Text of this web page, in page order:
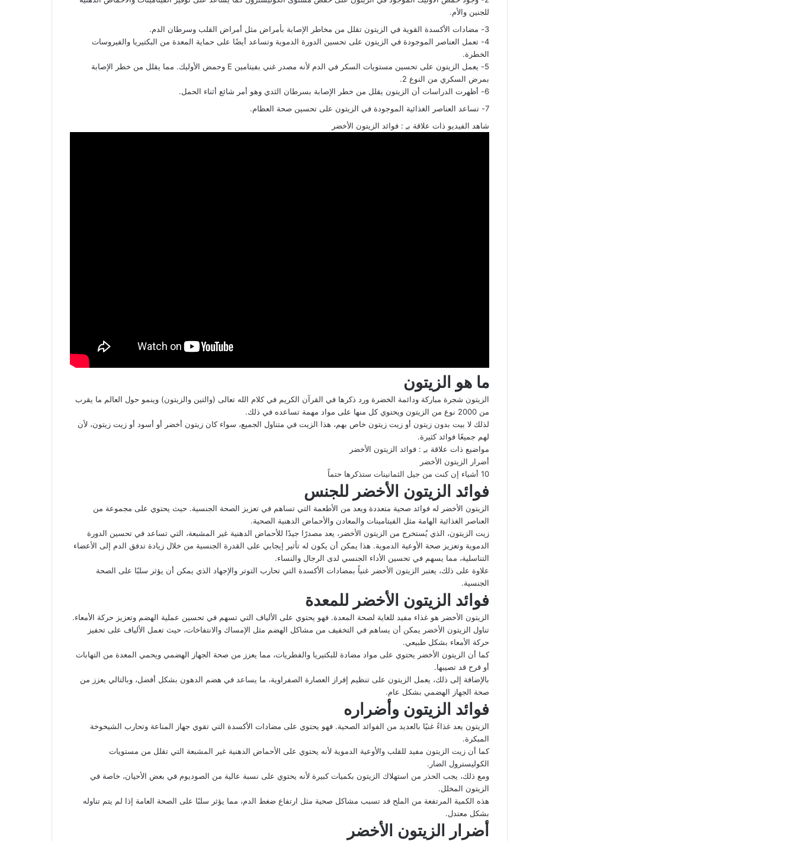
للجنين والأم.
3- مضادات الأكسدة القوية في الزيتون تقلل من مخاطر الإصابة بأمراض مثل أمراض القلب وسرطان الدم.
4- تعمل العناصر الموجودة في الزيتون على تحسين الدورة الدموية وتساعد أيضًا على حماية المعدة من البكتيريا والفيروسات
الخطرة.
5- يعمل الزيتون على تحسين مستويات السكر في الدم لأنه مصدر غني بفيتامين E وحمض الأوليك. مما يقلل من خطر الإصابة
بمرض السكري من النوع 2.
6- أظهرت الدراسات أن الزيتون يقلل من خطر الإصابة ب
سرطان الثدي وهو أمر شائع أثناء الحمل.
7- تساعد العناصر الغذائية الموجودة في الزيتون على تحسين صحة العظام.
شاهد الفيديو ذات علاقة بـِ : فوائد الزيتون الأخضر
ما هو الزيتون
الزيتون شجرة مباركة ودائمة الخضرة ورد ذكرها في القرآن الكريم في كلام الله تعالى (والتين والزيتون) وينمو حول العالم ما يقرب
من 2000 نوع من الزيتون ويحتوي كل منها على مواد مهمة تساعده في ذلك.
لذلك لا بيت بدون زيتون أو زيت زيتون خاص بهم، هذا الزيت في متناول الجميع، سواء كان زيتون أخضر أو ​​أسود أو زيت زيتون، لأن
لهم جميعًا فوائد كثيرة.
مواضيع ذات علاقة بـِ : فوائد الزيتون الأخضر
أضرار الزيتون الأخضر
10 أشياء إن كنت من جيل الثمانينات ستذكرها حتماً
فوائد الزيتون الأخضر للجنس
الزيتون الأخضر له فوائد صحية متعددة ويعد من الأطعمة التي تساهم في تعزيز الصحة الجنسية. حيث يحتوي على مجموعة من
العناصر الغذائية الهامة مثل الفيتامينات والمعادن والأحماض الدهنية الصحية.
زيت الزيتون، الذي يُستخرج من الزيتون الأخضر، يعد مصدرًا جيدًا للأحماض الدهنية غير المشبعة، التي تساعد في تحسين الدورة
الدموية وتعزيز صحة الأوعية الدموية. هذا يمكن أن يكون له تأثير إيجابي على القدرة الجنسية من خلال زيادة تدفق الدم إلى الأعضاء
التناسلية، مما يسهم في تحسين الأداء الجنسي لدى الرجال والنساء.
علاوة على ذلك، يعتبر الزيتون الأخضر غنياً بمضادات الأكسدة التي تحارب التوتر والإجهاد الذي يمكن أن يؤثر سلبًا على الصحة
الجنسية.
فوائد الزيتون الأخضر للمعدة
الزيتون الأخضر هو غذاء مفيد للغاية لصحة المعدة. فهو يحتوي على الألياف التي تسهم في تحسين عملية الهضم وتعزيز حركة الأمعاء.
تناول الزيتون الأخضر يمكن أن يساهم في التخفيف من مشاكل الهضم مثل الإمساك والانتفاخات، حيث تعمل الألياف على تحفيز
حركة الأمعاء بشكل طبيعي.
كما أن الزيتون الأخضر يحتوي على مواد مضادة للبكتيريا والفطريات، مما يعزز من صحة الجهاز الهضمي ويحمي المعدة من التهابات
أو قرح قد تصيبها.
بالإضافة إلى ذلك، يعمل الزيتون على تنظيم إفراز العصارة الصفراوية، ما يساعد في هضم الدهون بشكل أفضل، وبالتالي يعزز من
صحة الجهاز الهضمي بشكل عام.
فوائد الزيتون وأضراره
الزيتون يعد غذاءً غنيًا بالعديد من الفوائد الصحية. فهو يحتوي على مضادات الأكسدة التي تقوي جهاز المناعة وتحارب الشيخوخة
المبكرة.
كما أن زيت الزيتون مفيد للقلب والأوعية الدموية لأنه يحتوي على الأحماض الدهنية غير المشبعة التي تقلل من مستويات
الكوليسترول الضار.
ومع ذلك، يجب الحذر من استهلاك الزيتون بكميات كبيرة لأنه يحتوي على نسبة عالية من الصوديوم في بعض الأحيان، خاصة في
الزيتون المخلل.
هذه الكمية المرتفعة من الملح قد تسبب مشاكل صحية مثل ارتفاع ضغط الدم، مما يؤثر سلبًا على الصحة العامة إذا لم يتم تناوله
بشكل معتدل.
أضرار الزيتون الأخضر